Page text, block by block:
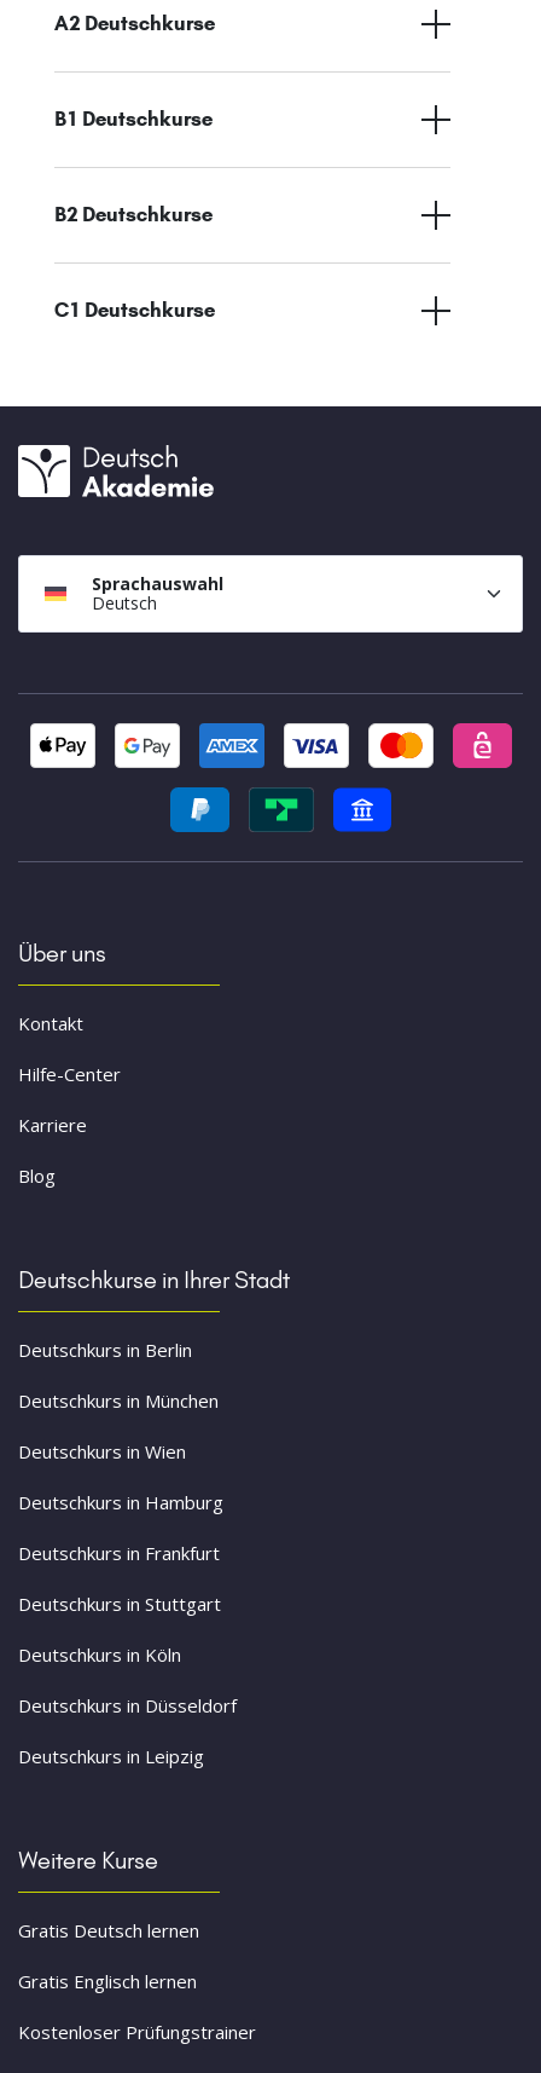
A2 Deutschkurse
B1 Deutschkurse
B2 Deutschkurse
C1 Deutschkurse
Sprachauswahl
Deutsch
Über uns
Kontakt
Hilfe-Center
Karriere
Blog
Deutschkurse in Ihrer Stadt
Deutschkurs in Berlin
Deutschkurs in München
Deutschkurs in Wien
Deutschkurs in Hamburg
Deutschkurs in Frankfurt
Deutschkurs in Stuttgart
Deutschkurs in Köln
Deutschkurs in Düsseldorf
Deutschkurs in Leipzig
Weitere Kurse
Gratis Deutsch lernen
Gratis Englisch lernen
Kostenloser Prüfungstrainer